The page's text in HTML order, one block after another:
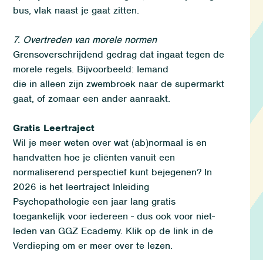
bus, vlak naast je gaat zitten.
7. Overtreden van morele normen
Grensoverschrijdend gedrag dat ingaat tegen de
morele regels. Bijvoorbeeld: Iemand
die in alleen zijn zwembroek naar de supermarkt
gaat, of zomaar een ander aanraakt.
Gratis Leertraject
Wil je meer weten over wat (ab)normaal is en
handvatten hoe je cliënten vanuit een
normaliserend perspectief kunt bejegenen? In
2026 is het leertraject Inleiding
Psychopathologie een jaar lang gratis
toegankelijk voor iedereen - dus ook voor niet-
leden van GGZ Ecademy. Klik op de link in de
Verdieping om er meer over te lezen.